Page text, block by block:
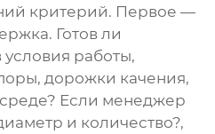
критерий. Первое —
Готов ли
условия работы,
дорожки качения,
Если менеджер
и количество?,